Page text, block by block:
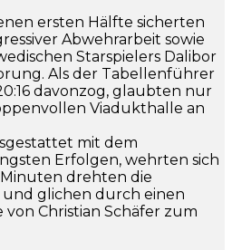
ersten Hälfte sicherten
Abwehrarbeit sowie
Starspielers Dalibor
Als der Tabellenführer
davonzog, glaubten nur
Viadukthalle an
mit dem
Erfolgen, wehrten sich
drehten die
glichen durch einen
Christian Schäfer zum